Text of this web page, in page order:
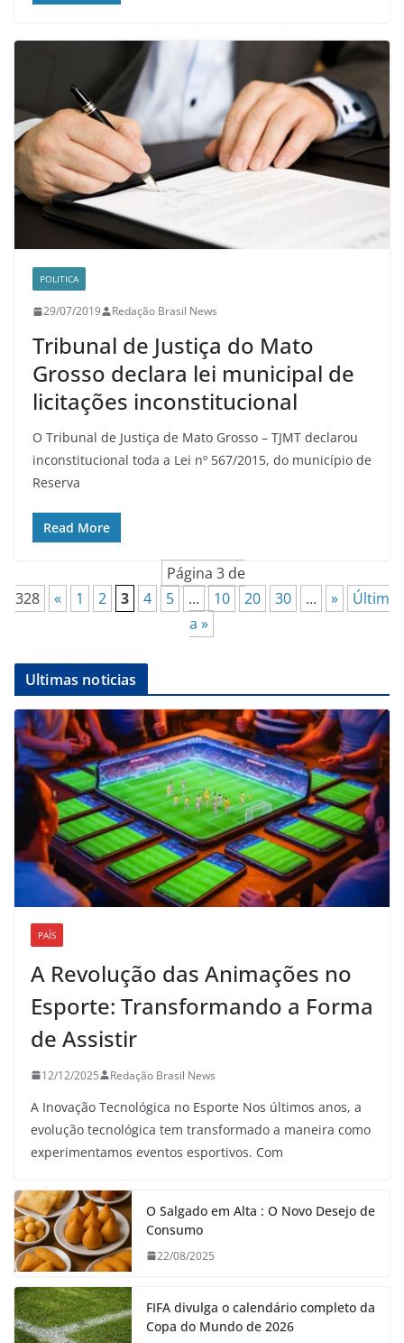
POLITICA
29/07/2019 Redação Brasil News
Tribunal de Justiça do Mato
Grosso declara lei municipal de
licitações inconstitucional
O Tribunal de Justiça de Mato Grosso – TJMT declarou
inconstitucional toda a Lei nº 567/2015, do município de
Reserva
Read More
Página 3 de
328
« 1 2 3 4 5 ... 10 20 30 ... »
Últim
a »
Ultimas noticias
PAÍS
A Revolução das Animações no
Esporte: Transformando a Forma
de Assistir
12/12/2025 Redação Brasil News
A Inovação Tecnológica no Esporte Nos últimos anos, a
evolução tecnológica tem transformado a maneira como
experimentamos eventos esportivos. Com
O Salgado em Alta : O Novo Desejo de
Consumo
22/08/2025
FIFA divulga o calendário completo da
Copa do Mundo de 2026